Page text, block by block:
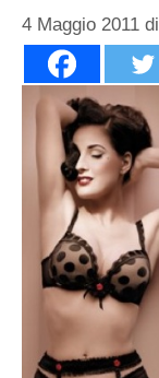
4 Maggio 2011 di